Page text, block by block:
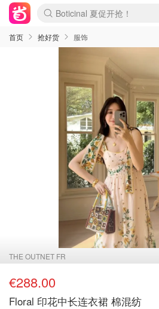
Boticinal 夏促开抢！
4折！lulu周四疯狂上新
速领！Stanley独家85折
Zalando 奥莱闪促！每日更新
首页 抢好货 服饰
THE OUTNET FR
€288.00
Floral 印花中长连衣裙 棉混纺